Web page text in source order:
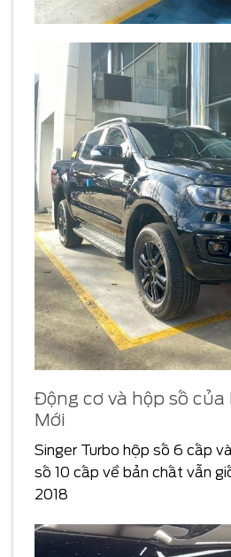
Động cơ và hộp số của
Mới
Singer Turbo hộp số 6 cấp
số 10 cấp về bản chất vẫn
2018